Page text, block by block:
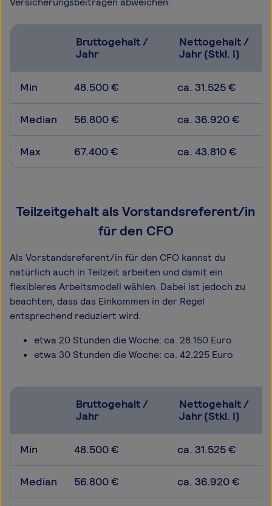
Bruttogehalt /
Jahr
Nettogehalt /
Jahr (Stkl. I)
Min 48.500 € ca. 31.525 €
Median 56.800 € ca. 36.920 €
Max 67.400 € ca. 43.810 €
Teilzeitgehalt als Vorstandsreferent/in
für den CFO
Als Vorstandsreferent/in für den CFO kannst du
natürlich auch in Teilzeit arbeiten und damit ein
flexibleres Arbeitsmodell wählen. Dabei ist jedoch zu
beachten, dass das Einkommen in der Regel
entsprechend reduziert wird.
etwa 20 Stunden die Woche: ca. 28.150 Euro
etwa 30 Stunden die Woche: ca. 42.225 Euro
Bruttogehalt /
Jahr
Nettogehalt /
Jahr (Stkl. I)
Min 48.500 € ca. 31.525 €
Median 56.800 € ca. 36.920 €